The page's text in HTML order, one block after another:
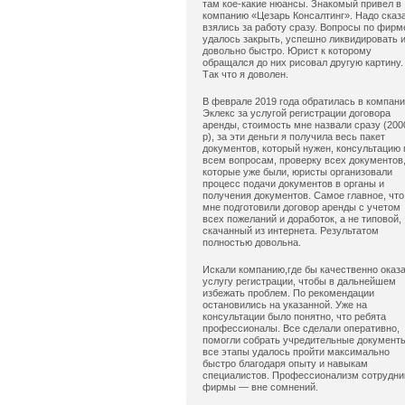
там кое-какие нюансы. Знакомый привел в
компанию «Цезарь Консалтинг». Надо
взялись за работу сразу. Вопросы по
удалось закрыть, успешно ликвидировать и
довольно быстро. Юрист к которому
обращался до них рисовал другую картину.
Так что я доволен.
В феврале 2019 года обратилась в
Эклекс за услугой регистрации договора
аренды, стоимость мне назвали сразу
р), за эти деньги я получила весь пакет
документов, который нужен, консультацию
всем вопросам, проверку всех документов,
которые уже были, юристы организовали
процесс подачи документов в органы и
получения документов. Самое главное, что
мне подготовили договор аренды с учетом
всех пожеланий и доработок, а не типовой,
скачанный из интернета. Результатом
полностью довольна.
Искали компанию,где бы качественно
услугу регистрации, чтобы в дальнейшем
избежать проблем. По рекомендации
остановились на указанной. Уже на
консультации было понятно, что ребята
профессионалы. Все сделали оперативно,
помогли собрать учредительные
все этапы удалось пройти максимально
быстро благодаря опыту и навыкам
специалистов. Профессионализм
фирмы — вне сомнений.